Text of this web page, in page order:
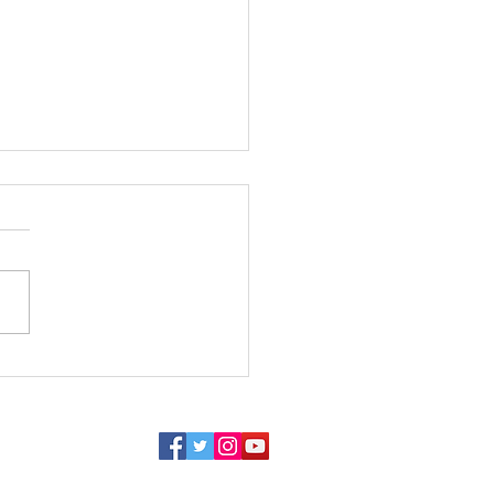
Toneel Avonden start
Laat uurtje op